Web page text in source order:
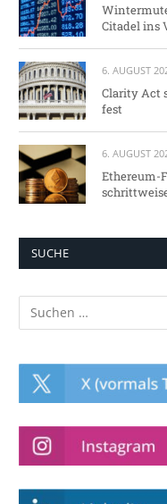
Citadel ins
6. AUGUST
Clarity Act
fest
6. AUGUST
Ethereum-
SUCHE